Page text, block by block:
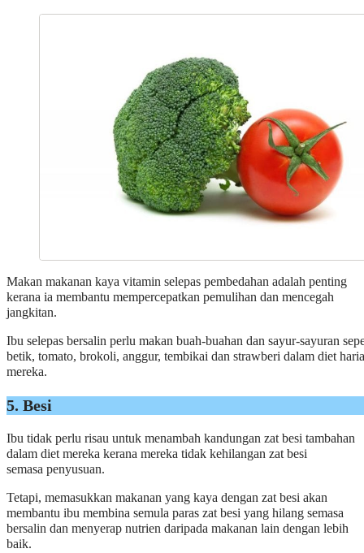
Makan makanan kaya vitamin selepas pembedahan adalah penting
kerana ia membantu mempercepatkan pemulihan dan mencegah
jangkitan.
Ibu selepas bersalin perlu makan buah-buahan dan sayur-sayuran
betik, tomato, brokoli, anggur, tembikai dan strawberi dalam diet
mereka.
5. Besi
Ibu tidak perlu risau untuk menambah kandungan zat besi tambahan
dalam diet mereka kerana mereka tidak kehilangan zat besi
semasa penyusuan.
Tetapi, memasukkan makanan yang kaya dengan zat besi akan
membantu ibu membina semula paras zat besi yang hilang semasa
bersalin dan menyerap nutrien daripada makanan lain dengan lebih
baik.